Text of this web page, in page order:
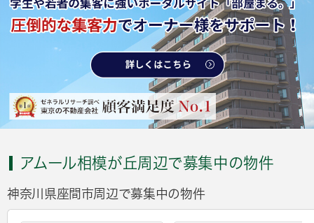
アムール相模が丘周辺で募集中の物件
神奈川県座間市周辺で募集中の物件